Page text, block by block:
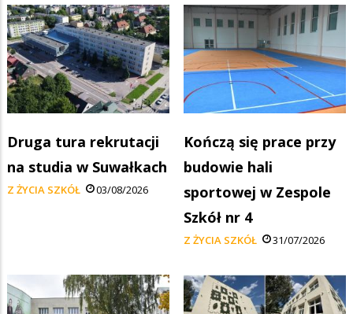
Druga tura rekrutacji
na studia w Suwałkach
Z ŻYCIA SZKÓŁ 03/08/2026
Kończą się prace przy
budowie hali
sportowej w Zespole
Szkół nr 4
Z ŻYCIA SZKÓŁ 31/07/2026